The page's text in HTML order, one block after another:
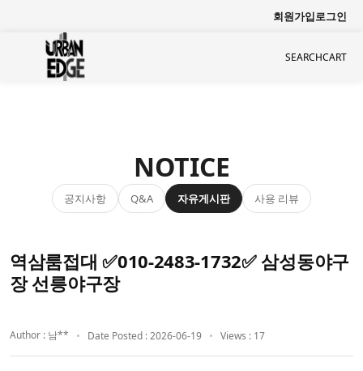
회원가입로그인
SEARCHCART
NOTICE
공지사항 Q&A 자유게시판 사용 리뷰
역삼룸접대 ✅010-2483-1732✅ 삼성동야구
장 선릉야구장
Author : 남** Date Posted : 2026-06-19 Views : 17